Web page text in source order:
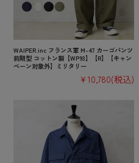
WAIPER.inc フランス軍 M-47 カーゴパンツ
前期型 コットン製【WP93】【R】【キャン
ペーン対象外】ミリタリー
¥10,780(税込)